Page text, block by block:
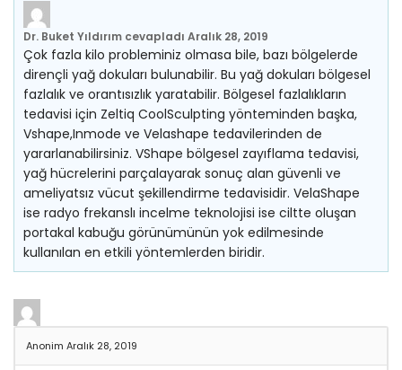
Dr. Buket Yıldırım cevapladı Aralık 28, 2019
Çok fazla kilo probleminiz olmasa bile, bazı bölgelerde
dirençli yağ dokuları bulunabilir. Bu yağ dokuları bölgesel
fazlalık ve orantısızlık yaratabilir. Bölgesel fazlalıkların
tedavisi için Zeltiq CoolSculpting yönteminden başka,
Vshape,Inmode ve Velashape tedavilerinden de
yararlanabilirsiniz. VShape bölgesel zayıflama tedavisi,
yağ hücrelerini parçalayarak sonuç alan güvenli ve
ameliyatsız vücut şekillendirme tedavisidir. VelaShape
ise radyo frekanslı incelme teknolojisi ise ciltte oluşan
portakal kabuğu görünümünün yok edilmesinde
kullanılan en etkili yöntemlerden biridir.
Anonim Aralık 28, 2019